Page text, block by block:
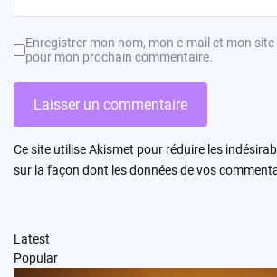
Enregistrer mon nom, mon e-mail et mon
pour mon prochain commentaire.
Ce site utilise Akismet pour réduire les
sur la façon dont les données de vos
Latest
Popular